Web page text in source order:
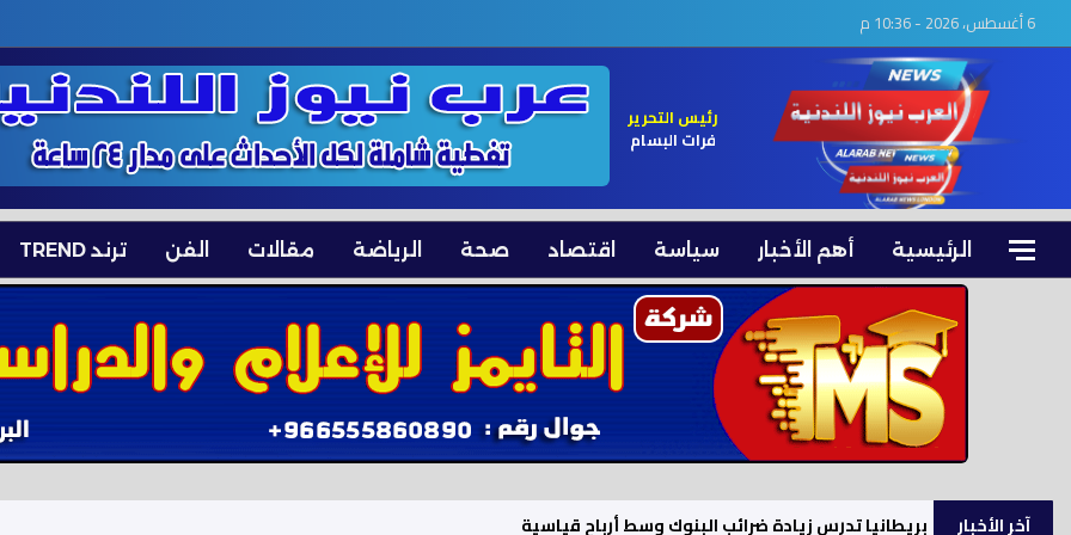
6 أغسطس، 2026 - 10:36 م
رئيس التحرير
فرات البسام
الرئيسية أهم الأخبار سياسة اقتصاد صحة الرياضة مقالات الفن ترند TREND
آخر الأخبار بريطانيا تدرس زيادة ضرائب البنوك وسط أرباح قياسية